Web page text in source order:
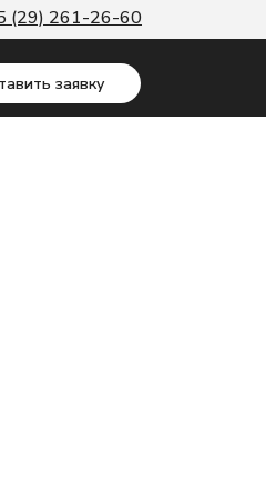
заявку
(29) 261-26-60